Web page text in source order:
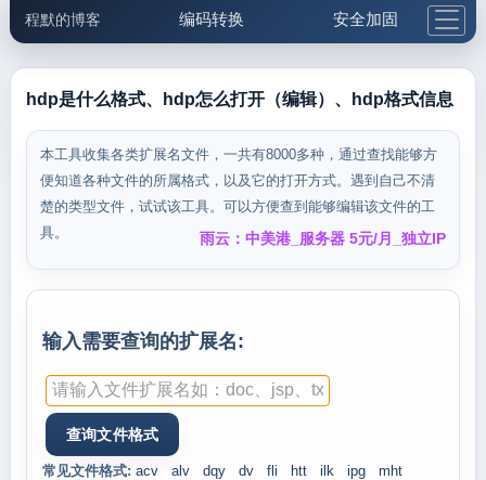
程默的博客 编码转换 安全加固
邮件工具 生活便民 更多工具
5.1支付宝大红包
hdp是什么格式、hdp怎么打开（编辑）、hdp格式信息
本工具收集各类扩展名文件，一共有8000多种，通过查找能够方
便知道各种文件的所属格式，以及它的打开方式。遇到自己不清
楚的类型文件，试试该工具。可以方便查到能够编辑该文件的工
具。
雨云：中美港_服务器 5元/月_独立IP
输入需要查询的扩展名:
常见文件格式: acv alv dqy dv fli htt ilk ipg
mht